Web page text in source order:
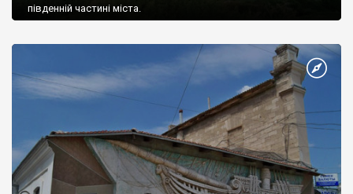
південній частині міста.